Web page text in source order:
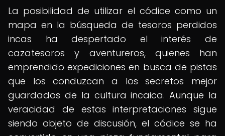
La posibilidad de utilizar el códice como un
mapa en la búsqueda de tesoros perdidos
incas ha despertado el interés de
cazatesoros y aventureros, quienes han
emprendido expediciones en busca de pistas
que los conduzcan a los secretos mejor
guardados de la cultura incaica. Aunque la
veracidad de estas interpretaciones sigue
siendo objeto de discusión, el códice se ha